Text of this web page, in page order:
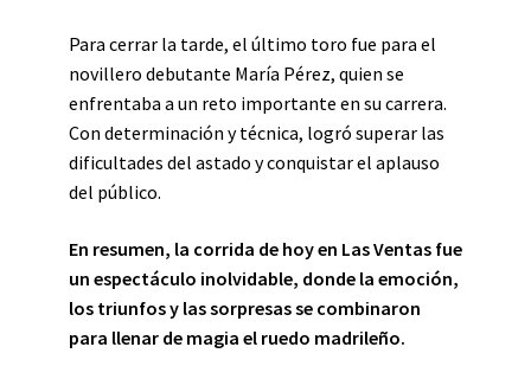
Para cerrar la tarde, el último toro fue para el
novillero debutante María Pérez, quien se
enfrentaba a un reto importante en su carrera.
Con determinación y técnica, logró superar las
dificultades del astado y conquistar el aplauso
del público.
En resumen, la corrida de hoy en Las Ventas fue
un espectáculo inolvidable, donde la emoción,
los triunfos y las sorpresas se combinaron
para llenar de magia el ruedo madrileño.